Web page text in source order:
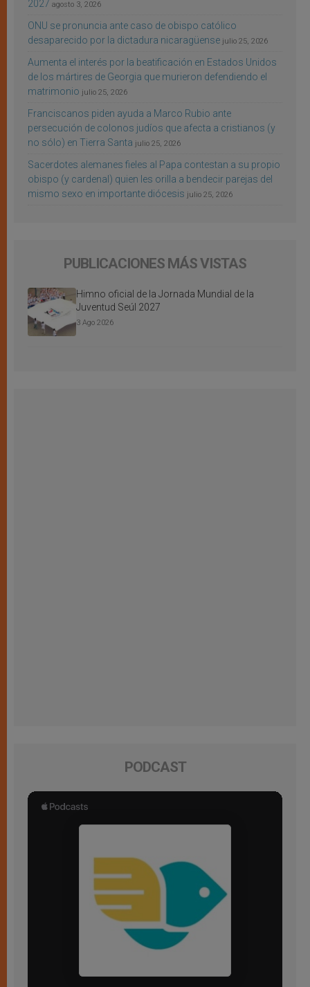
2027 agosto 3, 2026
ONU se pronuncia ante caso de obispo católico
desaparecido por la dictadura nicaragüense julio 25, 2026
Aumenta el interés por la beatificación en Estados Unidos
de los mártires de Georgia que murieron defendiendo el
matrimonio julio 25, 2026
Franciscanos piden ayuda a Marco Rubio ante
persecución de colonos judíos que afecta a cristianos (y
no sólo) en Tierra Santa julio 25, 2026
Sacerdotes alemanes fieles al Papa contestan a su propio
obispo (y cardenal) quien les orilla a bendecir parejas del
mismo sexo en importante diócesis julio 25, 2026
PUBLICACIONES MÁS VISTAS
Himno oficial de la Jornada Mundial de la
Juventud Seúl 2027
3 Ago 2026
PODCAST